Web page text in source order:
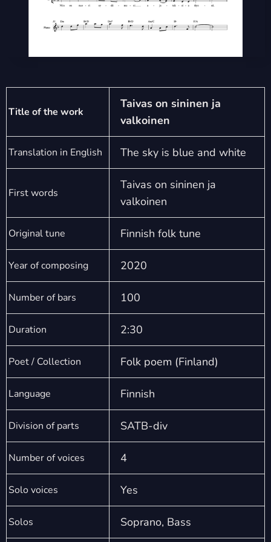
Title of the work
Taivas on sininen ja
valkoinen
Translation in English The sky is blue and white
First words
Taivas on sininen ja
valkoinen
Original tune Finnish folk tune
Year of composing 2020
Number of bars 100
Duration 2:30
Poet / Collection Folk poem (Finland)
Language Finnish
Division of parts SATB-div
Number of voices 4
Solo voices Yes
Solos Soprano, Bass